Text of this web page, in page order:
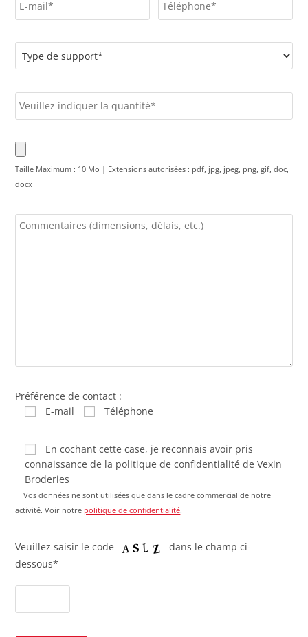
Taille Maximum : 10 Mo | Extensions autorisées : pdf, jpg, jpeg, png, gif, doc,
docx
Préférence de contact :
E-mail
Téléphone
En cochant cette case, je reconnais avoir pris
connaissance de la politique de confidentialité de Vexin
Broderies
Vos données ne sont utilisées que dans le cadre commercial de notre
activité. Voir notre politique de confidentialité.
Veuillez saisir le code
dans le champ ci-
dessous*